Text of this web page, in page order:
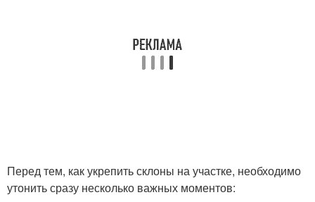
Перед тем, как укрепить склоны на участке, необходимо
утонить сразу несколько важных моментов: